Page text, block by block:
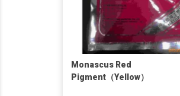
Monascus Red
Pigment（Yellow）